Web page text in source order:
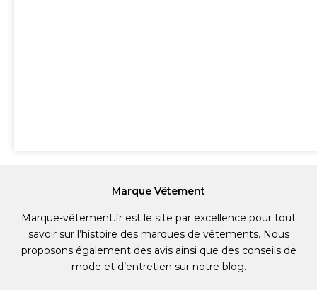
Marque Vêtement
Marque-vêtement.fr est le site par excellence pour tout
savoir sur l’histoire des marques de vêtements. Nous
proposons également des avis ainsi que des conseils de
mode et d’entretien sur notre blog.